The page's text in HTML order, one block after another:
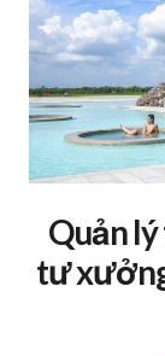
Quản
tư